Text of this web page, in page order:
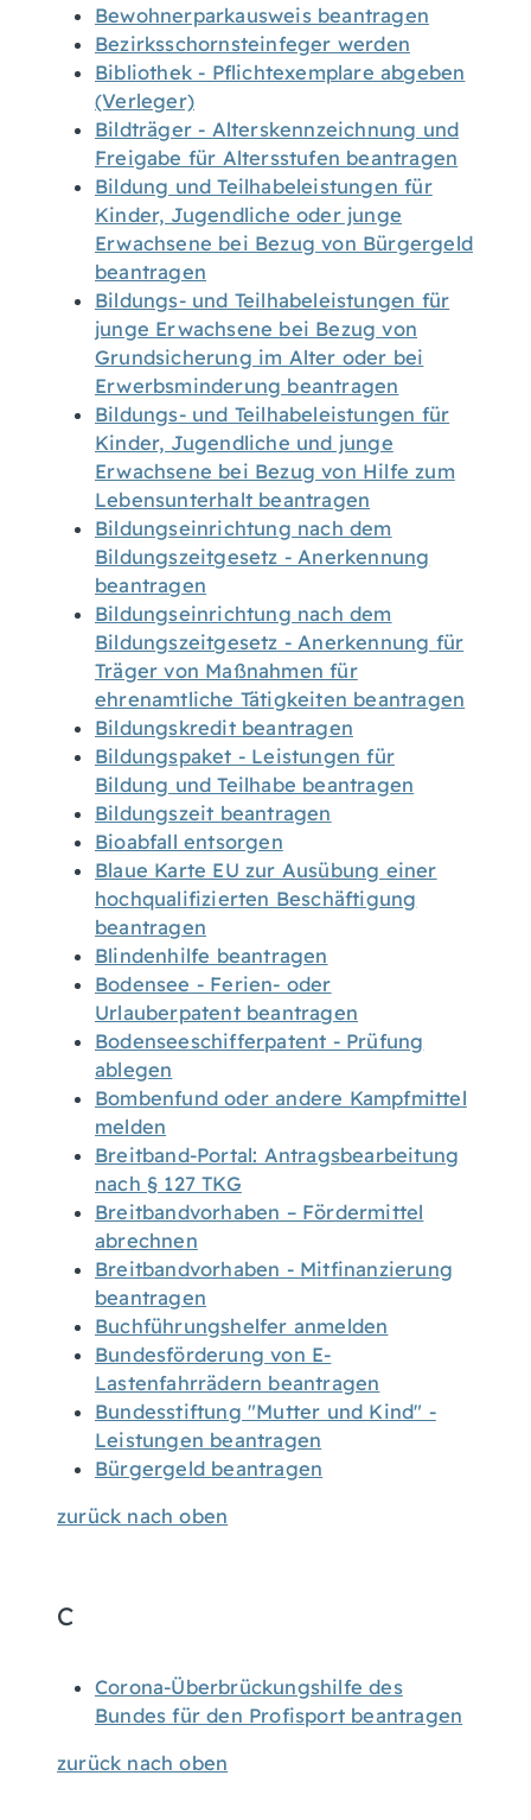
Bewohnerparkausweis beantragen
Bezirksschornsteinfeger werden
Bibliothek - Pflichtexemplare abgeben
(Verleger)
Bildträger - Alterskennzeichnung und
Freigabe für Altersstufen beantragen
Bildung und Teilhabeleistungen für
Kinder, Jugendliche oder junge
Erwachsene bei Bezug von Bürgergeld
beantragen
Bildungs- und Teilhabeleistungen für
junge Erwachsene bei Bezug von
Grundsicherung im Alter oder bei
Erwerbsminderung beantragen
Bildungs- und Teilhabeleistungen für
Kinder, Jugendliche und junge
Erwachsene bei Bezug von Hilfe zum
Lebensunterhalt beantragen
Bildungseinrichtung nach dem
Bildungszeitgesetz - Anerkennung
beantragen
Bildungseinrichtung nach dem
Bildungszeitgesetz - Anerkennung für
Träger von Maßnahmen für
ehrenamtliche Tätigkeiten beantragen
Bildungskredit beantragen
Bildungspaket - Leistungen für
Bildung und Teilhabe beantragen
Bildungszeit beantragen
Bioabfall entsorgen
Blaue Karte EU zur Ausübung einer
hochqualifizierten Beschäftigung
beantragen
Blindenhilfe beantragen
Bodensee - Ferien- oder
Urlauberpatent beantragen
Bodenseeschifferpatent - Prüfung
ablegen
Bombenfund oder andere Kampfmittel
melden
Breitband-Portal: Antragsbearbeitung
nach § 127 TKG
Breitbandvorhaben – Fördermittel
abrechnen
Breitbandvorhaben - Mitfinanzierung
beantragen
Buchführungshelfer anmelden
Bundesförderung von E-
Lastenfahrrädern beantragen
Bundesstiftung "Mutter und Kind" -
Leistungen beantragen
Bürgergeld beantragen
zurück nach oben
C
Corona-Überbrückungshilfe des
Bundes für den Profisport beantragen
zurück nach oben